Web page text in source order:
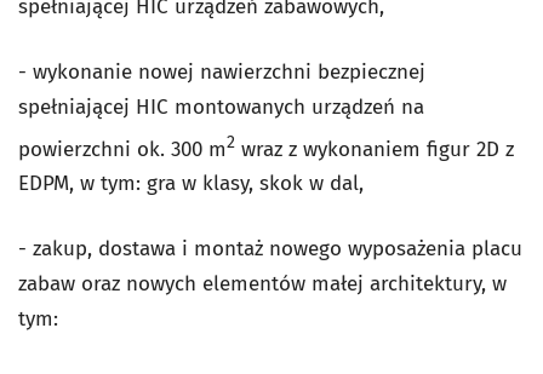
spełniającej HIC urządzeń zabawowych,
- wykonanie nowej nawierzchni bezpiecznej
spełniającej HIC montowanych urządzeń na
powierzchni ok. 300 m2 wraz z wykonaniem figur 2D z
EDPM, w tym: gra w klasy, skok w dal,
- zakup, dostawa i montaż nowego wyposażenia placu
zabaw oraz nowych elementów małej architektury, w
tym: